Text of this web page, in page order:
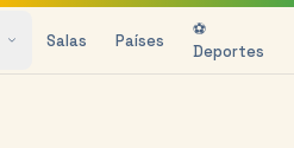
Salas Países
⚽
Deportes